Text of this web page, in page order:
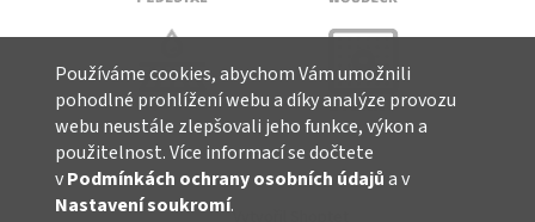
Používáme cookies, abychom Vám umožnili
pohodlné prohlížení webu a díky analýze provozu
webu neustále zlepšovali jeho funkce, výkon a
použitelnost. Více informací se dočtete
vPodmínkách ochrany osobních údajůa v
Nastavení soukromí.